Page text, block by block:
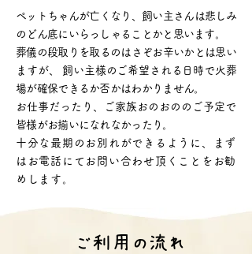
ペットちゃんが亡くなり、飼い主さんは悲しみ
のどん底にいらっしゃることかと思います。
葬儀の段取りを取るのはさぞお辛いかとは思い
ますが、 飼い主様のご希望される日時で火葬
場が確保できるか否かはわかりません。
お仕事だったり、ご家族おのおののご予定で
皆様がお揃いになれなかったり。
十分な最期のお別れができるように、まず
はお電話にてお問い合わせ頂くことをお勧
めします。
ご利用の流れ